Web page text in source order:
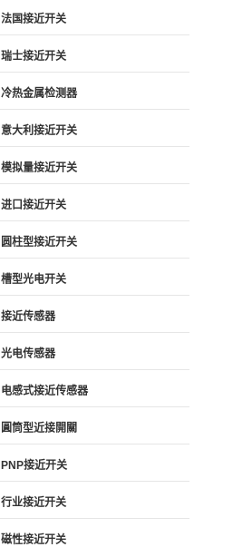
法国接近开关
瑞士接近开关
冷热金属检测器
意大利接近开关
模拟量接近开关
进口接近开关
圆柱型接近开关
槽型光电开关
接近传感器
光电传感器
电感式接近传感器
圓筒型近接開關
PNP接近开关
行业接近开关
磁性接近开关